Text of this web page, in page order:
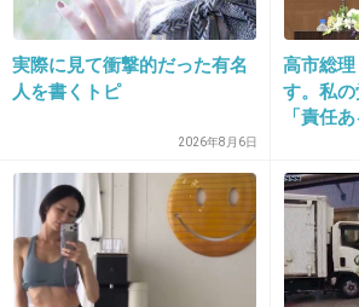
2016/02/01(月) 21:57:45
娘小2、息子年長
二人とも『ママに切ってほしい〜』と
ケープつけて、すきバサミ使って切れ
なります
息子はバリカンでガーッとやりたくて
けど
音が怖いから無理！
実際に見て衝撃的だった有名
人を書くトピ
2026年8月6日
高市総
す。私
「責任
公約に